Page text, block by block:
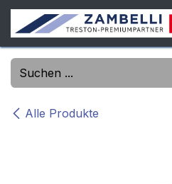
Zum Inhalt springen
Alle Produkte